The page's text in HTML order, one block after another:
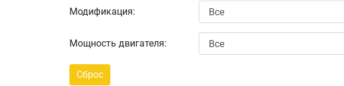
Модификация:
Мощность двигателя: